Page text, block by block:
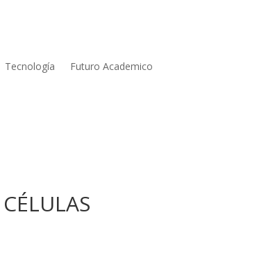
Tecnología Futuro Academico